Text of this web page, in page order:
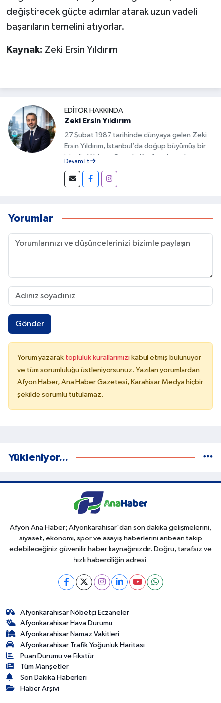
değiştirecek güçte adımlar atarak uzun vadeli
başarıların temelini atıyorlar.
Kaynak: Zeki Ersin Yıldırım
EDITÖR HAKKINDA
Zeki Ersin Yıldırım
27 Şubat 1987 tarihinde dünyaya gelen Zeki
Ersin Yıldırım, İstanbul’da doğup büyümüş bir
isimdir. Yıldırım, Google Keşfet alanında
alanda fark yaratan isimlerden biri olmuştur.
İçeriklerin doğru başlıklarla hazırlanması,
Devam Et
Yorumlar
Gönder
Yorum yazarak topluluk kurallarımızı kabul etmiş bulunuyor
ve tüm sorumluluğu üstleniyorsunuz. Yazılan yorumlardan
Afyon Haber, Ana Haber Gazetesi, Karahisar Medya hiçbir
şekilde sorumlu tutulamaz.
Yükleniyor...
Afyon Ana Haber; Afyonkarahisar'dan son dakika gelişmelerini,
siyaset, ekonomi, spor ve asayiş haberlerini anbean takip
edebileceğiniz güvenilir haber kaynağınızdır. Doğru, tarafsız ve
hızlı haberciliğin adresi.
Afyonkarahisar Nöbetçi Eczaneler
Afyonkarahisar Hava Durumu
Afyonkarahisar Namaz Vakitleri
Afyonkarahisar Trafik Yoğunluk Haritası
Puan Durumu ve Fikstür
Tüm Manşetler
Son Dakika Haberleri
Haber Arşivi